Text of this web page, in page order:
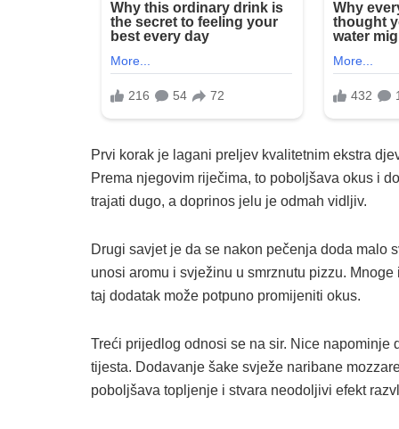
Prvi korak je lagani preljev kvalitetnim ekstra
Prema njegovim riječima, to poboljšava okus i
trajati dugo, a doprinos jelu je odmah vidljiv.
Drugi savjet je da se nakon pečenja doda malo
unosi aromu i svježinu u smrznutu pizzu.
taj dodatak može potpuno promijeniti okus.
Treći prijedlog odnosi se na sir. Nice
tijesta. Dodavanje šake svježe naribane
poboljšava topljenje i stvara neodoljivi efekt